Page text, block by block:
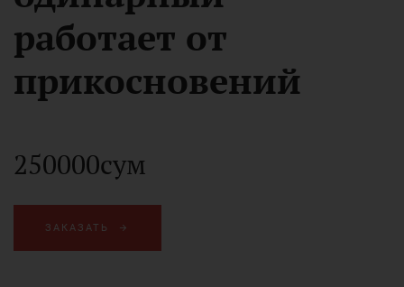
работает от
прикосновений
250000сум
ЗАКАЗАТЬ